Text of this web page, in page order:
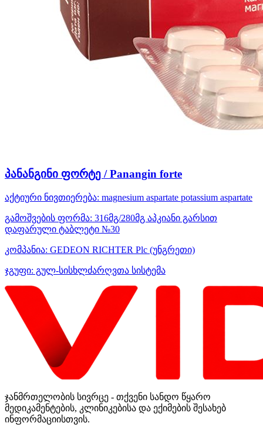
პანანგინი ფორტე / Panangin forte
აქტიური ნივთიერება: magnesium aspartate potassium aspartate
გამოშვების ფორმა: 316მგ/280მგ აპკიანი გარსით
დაფარული ტაბლეტი №30
კომპანია: GEDEON RICHTER Plc (უნგრეთი)
ჯგუფი: გულ-სისხლძარღვთა სისტემა
ჯანმრთელობის სივრცე - თქვენი სანდო წყარო
მედიკამენტების, კლინიკებისა და ექიმების შესახებ
ინფორმაციისთვის.